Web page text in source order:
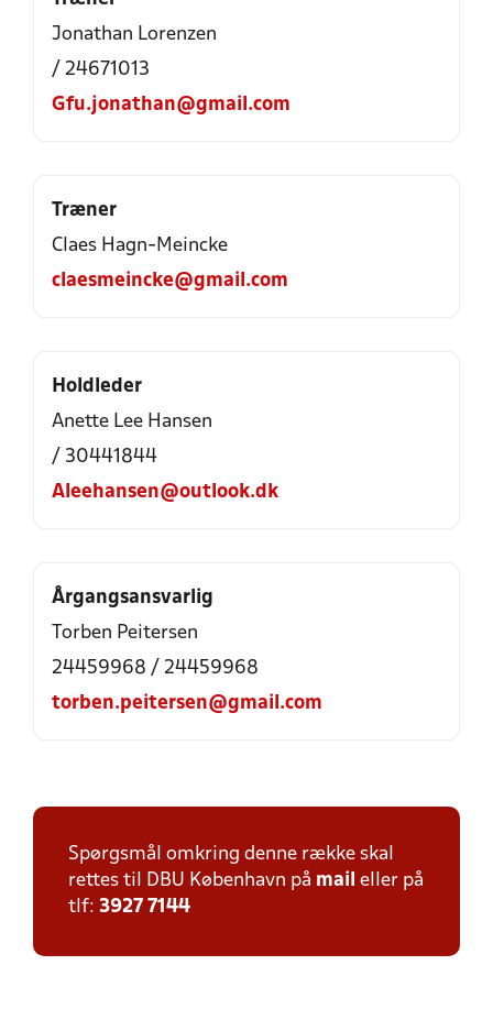
Jonathan Lorenzen
/ 24671013
Gfu.jonathan@gmail.com
Træner
Claes Hagn-Meincke
claesmeincke@gmail.com
Holdleder
Anette Lee Hansen
/ 30441844
Aleehansen@outlook.dk
Årgangsansvarlig
Torben Peitersen
24459968 / 24459968
torben.peitersen@gmail.com
Spørgsmål omkring denne række skal
rettes til DBU København på mail eller på
tlf: 3927 7144